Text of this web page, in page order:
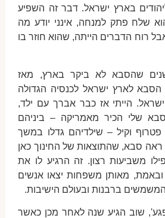
בארץ ישראל. דבר זה השפיע
שלח פתק למנחה, אינני יודע מה
רוח הדברים הייתה, שהוא חוזר בו
שהסבא לא ביקר בארץ, מאז
הסבא לארץ ישראל לכנסיה הגדולה
הייתי אז כבר אברך עם ילד,
שלי הכיר מאמריקה – ביניהם
וקיל – שילדיהם גדלו במשך
ראה סבא, שהתוצאות של החינוך כאן
משביעות רצון. זה הרגיע לו את
מאותן משפחות יצאו אנשים
ברבנות ובעולם הישיבות.
שוב הגיע שנה לאחר מכן כאשר